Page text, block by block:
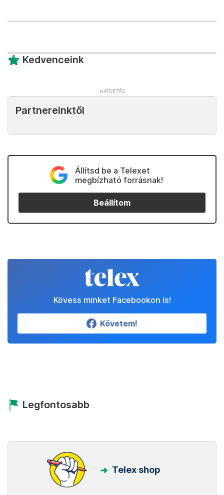
Kedvenceink
Partnereinktől
Állítsd be a Telexet
megbízható forrásnak!
Beállítom
Kövess minket Facebookon is!
Követem!
Legfontosabb
Telex shop